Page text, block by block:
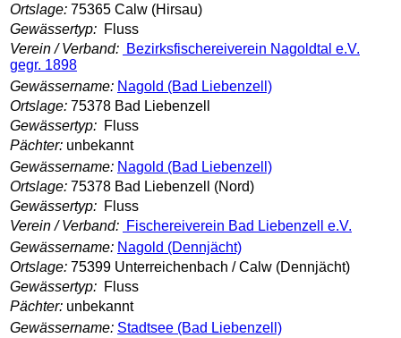
Ortslage: 75365 Calw (Hirsau)
Gewässertyp: Fluss
Verein / Verband: Bezirksfischereiverein Nagoldtal e.V.
gegr. 1898
Gewässername: Nagold (Bad Liebenzell)
Ortslage: 75378 Bad Liebenzell
Gewässertyp: Fluss
Pächter: unbekannt
Gewässername: Nagold (Bad Liebenzell)
Ortslage: 75378 Bad Liebenzell (Nord)
Gewässertyp: Fluss
Verein / Verband: Fischereiverein Bad Liebenzell e.V.
Gewässername: Nagold (Dennjächt)
Ortslage: 75399 Unterreichenbach / Calw (Dennjächt)
Gewässertyp: Fluss
Pächter: unbekannt
Gewässername: Stadtsee (Bad Liebenzell)